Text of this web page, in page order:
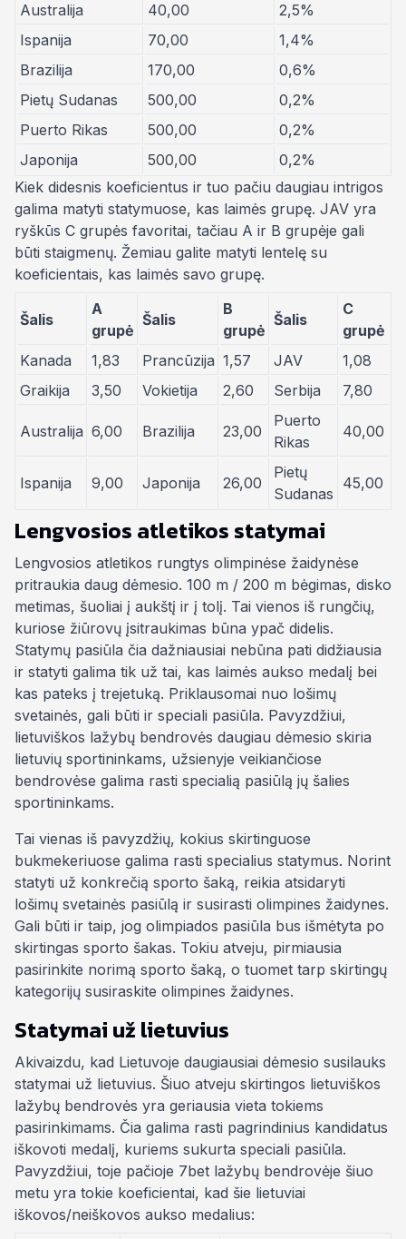
Australija
40,00
2,5%
Ispanija
70,00
1,4%
Brazilija
170,00
0,6%
Pietų Sudanas
500,00
0,2%
Puerto Rikas
500,00
0,2%
Japonija
500,00
0,2%
Kiek didesnis koeficientus ir tuo pačiu daugiau intrigos
galima matyti statymuose, kas laimės grupę. JAV yra
ryškūs C grupės favoritai, tačiau A ir B grupėje gali
būti staigmenų. Žemiau galite matyti lentelę su
koeficientais, kas laimės savo grupę.
Šalis
A
grupė
Šalis
B
grupė
Šalis
C
grupė
Kanada
1,83 Prancūzija 1,57 JAV
1,08
Graikija
3,50 Vokietija 2,60 Serbija 7,80
Australija 6,00 Brazilija 23,00
Puerto
Rikas
40,00
Ispanija 9,00 Japonija 26,00
Pietų
Sudanas
45,00
Lengvosios atletikos statymai
Lengvosios atletikos rungtys olimpinėse žaidynėse
pritraukia daug dėmesio. 100 m / 200 m bėgimas, disko
metimas, šuoliai į aukštį ir į tolį. Tai vienos iš rungčių,
kuriose žiūrovų įsitraukimas būna ypač didelis.
Statymų pasiūla čia dažniausiai nebūna pati didžiausia
ir statyti galima tik už tai, kas laimės aukso medalį bei
kas pateks į trejetuką. Priklausomai nuo lošimų
svetainės, gali būti ir speciali pasiūla. Pavyzdžiui,
lietuviškos lažybų bendrovės daugiau dėmesio skiria
lietuvių sportininkams, užsienyje veikiančiose
bendrovėse galima rasti specialią pasiūlą jų šalies
sportininkams.
Tai vienas iš pavyzdžių, kokius skirtinguose
bukmekeriuose galima rasti specialius statymus. Norint
statyti už konkrečią sporto šaką, reikia atsidaryti
lošimų svetainės pasiūlą ir susirasti olimpines žaidynes.
Gali būti ir taip, jog olimpiados pasiūla bus išmėtyta po
skirtingas sporto šakas. Tokiu atveju, pirmiausia
pasirinkite norimą sporto šaką, o tuomet tarp skirtingų
kategorijų susiraskite olimpines žaidynes.
Statymai už lietuvius
Akivaizdu, kad Lietuvoje daugiausiai dėmesio susilauks
statymai už lietuvius. Šiuo atveju skirtingos lietuviškos
lažybų bendrovės yra geriausia vieta tokiems
pasirinkimams. Čia galima rasti pagrindinius kandidatus
iškovoti medalį, kuriems sukurta speciali pasiūla.
Pavyzdžiui, toje pačioje 7bet lažybų bendrovėje šiuo
metu yra tokie koeficientai, kad šie lietuviai
iškovos/neiškovos aukso medalius: